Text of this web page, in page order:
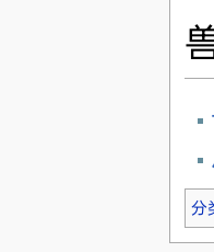
分